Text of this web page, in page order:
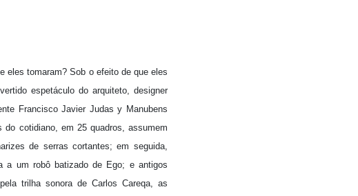
eles tomaram? Sob o efeito de que eles
espetáculo do arquiteto, designer
Francisco Javier Judas y Manubens
cotidiano, em 25 quadros, assumem
de serras cortantes; em seguida,
a um robô batizado de Ego; e antigos
trilha sonora de Carlos Careqa, as